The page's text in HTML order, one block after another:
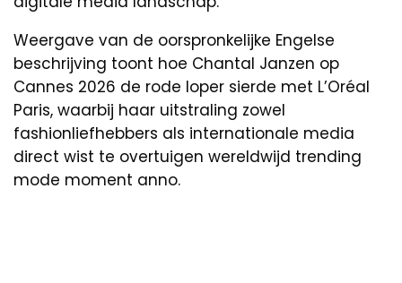
Weergave van de oorspronkelijke Engelse
beschrijving toont hoe Chantal Janzen op
Cannes 2026 de rode loper sierde met L’Oréal
Paris, waarbij haar uitstraling zowel
fashionliefhebbers als internationale media
direct wist te overtuigen wereldwijd trending
mode moment anno.